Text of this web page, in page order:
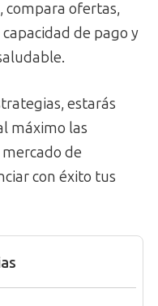
, compara ofertas,
de pago y
estarás
máximo las
de
con éxito tus